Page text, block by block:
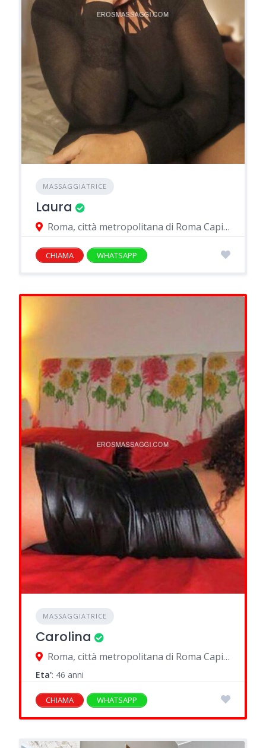
MASSAGGIATRICE
Laura
Roma, città metropolitana di Roma Capitale, Italia
CHIAMA WHATSAPP
MASSAGGIATRICE
Carolina
Roma, città metropolitana di Roma Capitale, Italia
Eta': 46 anni
CHIAMA WHATSAPP